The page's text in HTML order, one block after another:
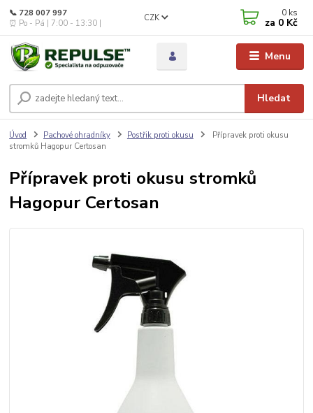
Menu
CZK
Hledat
📞 728 007 997
⏰ Po - Pá | 7:00 - 13:30 |
0 ks
za 0 Kč
Úvod Pachové ohradníky Postřik proti okusu
Přípravek proti okusu
stromků Hagopur Certosan
Přípravek proti okusu stromků
Hagopur Certosan